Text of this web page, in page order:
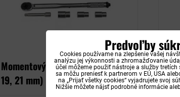
Momentový kľúč na kolesá (17,
19, 21 mm)
Predvoľby
Cookies používame na zlepšenie vašej
analýzu jej výkonnosti a zhromažďovanie
účel môžeme použiť nástroje a služby
sa môžu preniesť k partnerom v EÚ, USA
na „Prijať všetky cookies“ vyjadrujete svoj
Nižšie môžete nájsť podrobné informácie